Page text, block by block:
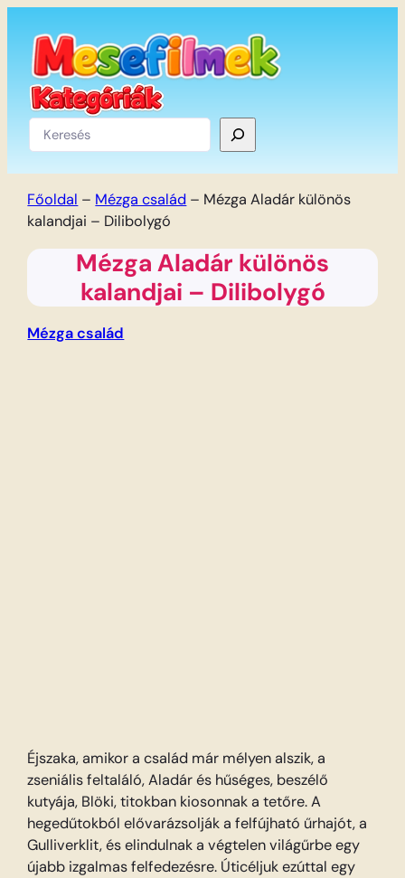
tartalomhoz
Keresés
Főoldal – Mézga család – Mézga Aladár különös
kalandjai – Dilibolygó
Mézga Aladár különös
kalandjai – Dilibolygó
Mézga család
Éjszaka, amikor a család már mélyen alszik, a
zseniális feltaláló, Aladár és hűséges, beszélő
kutyája, Blöki, titokban kiosonnak a tetőre. A
hegedűtokból elővarázsolják a felfújható űrhajót, a
Gulliverklit, és elindulnak a végtelen világűrbe egy
újabb izgalmas felfedezésre. Úticéljuk ezúttal egy